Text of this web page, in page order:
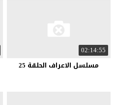
02:14:55
مسلسل الاعراف الحلقة 25